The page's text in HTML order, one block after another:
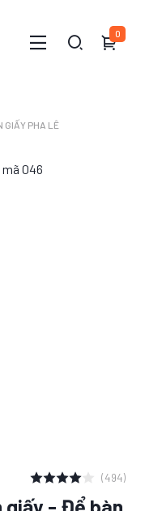
0
GIẤY PHA LÊ
(494)
giấy - Để bàn